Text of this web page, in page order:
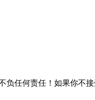
任何责任！如果你不接